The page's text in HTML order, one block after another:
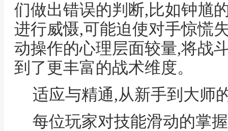
们做出错误的判断,比如钟馗
进行威慑,可能迫使对手惊慌
动操作的心理层面较量,将战
到了更丰富的战术维度。
适应与精通,从新手到大师
每位玩家对技能滑动的掌